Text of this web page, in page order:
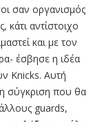
σαν οργανισμός
αντίστοιχο
και με τον
έσβησε η ιδέα
Knicks. Aυτή
σύγκριση που θα
guards,